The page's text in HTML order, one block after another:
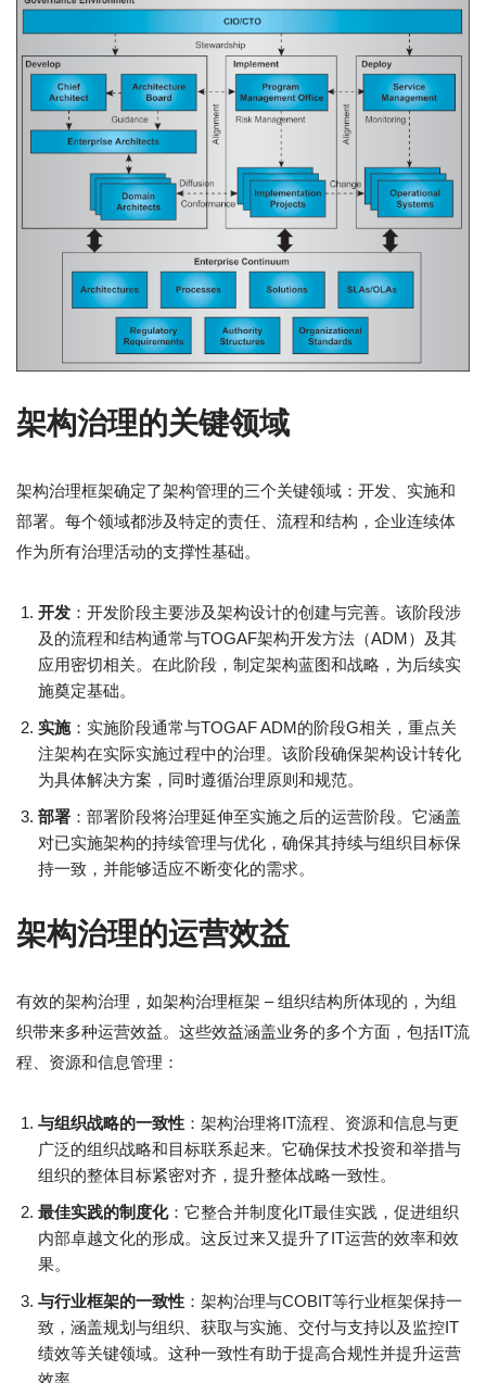
架构治理的关键领域
架构治理框架确定了架构管理的三个关键领域：开发、实施和
部署。每个领域都涉及特定的责任、流程和结构，企业连续体
作为所有治理活动的支撑性基础。
开发 ：开发阶段主要涉及架构设计的创建与完善。该阶段涉
及的流程和结构通常与TOGAF架构开发方法（ADM）及其
应用密切相关。在此阶段，制定架构蓝图和战略，为后续实
施奠定基础。
实施：实施阶段通常与TOGAF ADM的阶段G相关，重点关
注架构在实际实施过程中的治理。该阶段确保架构设计转化
为具体解决方案，同时遵循治理原则和规范。
部署 ：部署阶段将治理延伸至实施之后的运营阶段。它涵盖
对已实施架构的持续管理与优化，确保其持续与组织目标保
持一致，并能够适应不断变化的需求。
架构治理的运营效益
有效的架构治理，如架构治理框架 – 组织结构所体现的，为组
织带来多种运营效益。这些效益涵盖业务的多个方面，包括IT流
程、资源和信息管理：
与组织战略的一致性 ：架构治理将IT流程、资源和信息与更
广泛的组织战略和目标联系起来。它确保技术投资和举措与
组织的整体目标紧密对齐，提升整体战略一致性。
最佳实践的制度化：它整合并制度化IT最佳实践，促进组织
内部卓越文化的形成。这反过来又提升了IT运营的效率和效
果。
与行业框架的一致性 ：架构治理与COBIT等行业框架保持一
致，涵盖规划与组织、获取与实施、交付与支持以及监控IT
绩效等关键领域。这种一致性有助于提高合规性并提升运营